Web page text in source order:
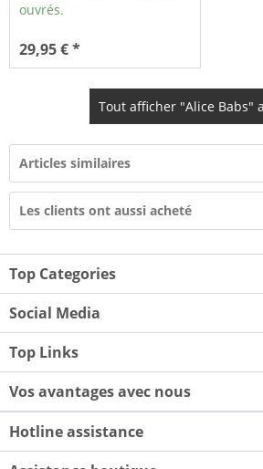
ouvrés.
29,95 € *
Tout afficher "Alice Babs"
Articles similaires
Les clients ont aussi acheté
Top Categories
Social Media
Top Links
Vos avantages avec nous
Hotline assistance